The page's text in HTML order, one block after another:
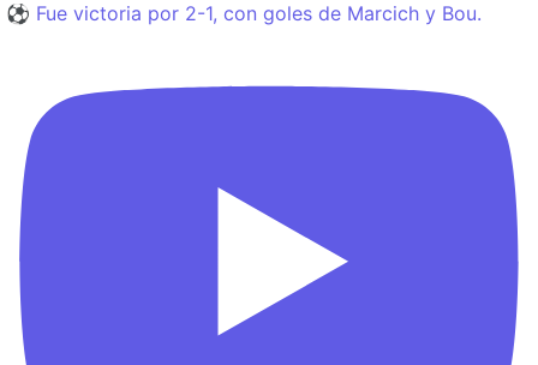
⚽️ Fue victoria por 2-1, con goles de Marcich y Bou.